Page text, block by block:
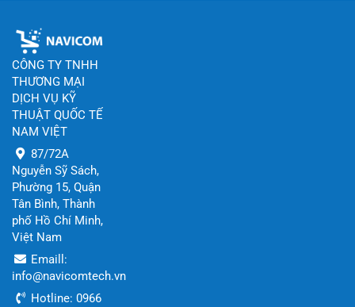
CÔNG TY TNHH
THƯƠNG MẠI
DỊCH VỤ KỸ
THUẬT QUỐC TẾ
NAM VIỆT
87/72A
Nguyễn Sỹ Sách,
Phường 15, Quận
Tân Bình, Thành
phố Hồ Chí Minh,
Việt Nam
Emaill:
info@navicomtech.vn
Hotline: 0966